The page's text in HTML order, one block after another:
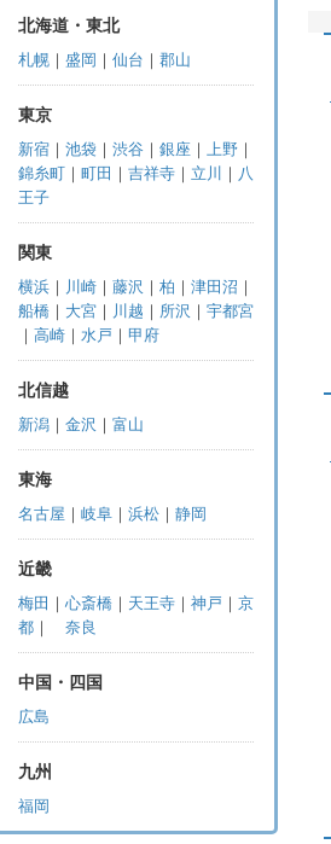
北海道・東北
札幌 ｜ 盛岡 ｜ 仙台 ｜ 郡山
東京
新宿 ｜ 池袋 ｜ 渋谷 ｜ 銀座 ｜ 上野 ｜
錦糸町 ｜ 町田 ｜ 吉祥寺 ｜ 立川 ｜ 八
王子
関東
横浜 ｜ 川崎 ｜ 藤沢 ｜ 柏 ｜ 津田沼 ｜
船橋 ｜ 大宮 ｜ 川越 ｜ 所沢 ｜ 宇都宮
｜ 高崎 ｜ 水戸 ｜ 甲府
北信越
新潟 ｜ 金沢 ｜ 富山
東海
名古屋 ｜ 岐阜 ｜ 浜松 ｜ 静岡
近畿
梅田 ｜ 心斎橋 ｜ 天王寺 ｜ 神戸 ｜ 京
都 ｜ 奈良
中国・四国
広島
九州
福岡